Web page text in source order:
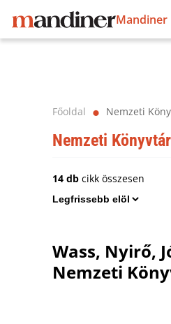
Mandiner
Főoldal ⬤ Nemzeti
Nemzeti Könyvtár
14 db cikk összesen
Wass, Nyirő,
Nemzeti